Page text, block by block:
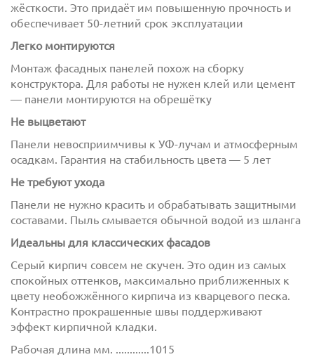
политикой конфиденциальности
ознакомлен(-а)
Отправить
жёсткости. Это придаёт им повышенную прочность и
обеспечивает 50-летний срок эксплуатации
Легко монтируются
Монтаж фасадных панелей похож на сборку
конструктора. Для работы не нужен клей или цемент
— панели монтируются на обрешётку
Не выцветают
Панели невосприимчивы к УФ-лучам и атмосферным
осадкам. Гарантия на стабильность цвета — 5 лет
Не требуют ухода
Панели не нужно красить и обрабатывать защитными
составами. Пыль смывается обычной водой из шланга
Идеальны для классических фасадов
Серый кирпич совсем не скучен. Это один из самых
спокойных оттенков, максимально приближенных к
цвету необожжённого кирпича из кварцевого песка.
Контрастно прокрашенные швы поддерживают
эффект кирпичной кладки.
Рабочая длина мм. ............1015